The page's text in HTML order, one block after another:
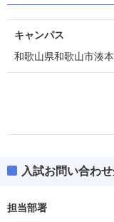
キャンパス
和歌山県和歌山市湊
入試お問い合わ
担当部署